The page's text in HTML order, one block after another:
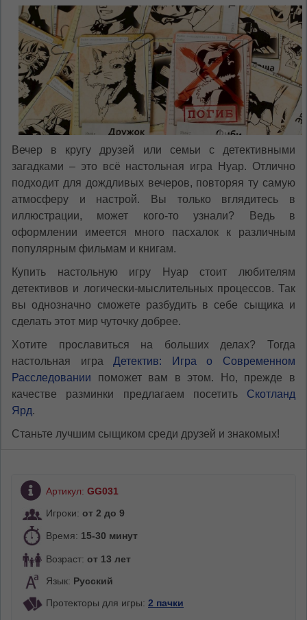
Вечер в кругу друзей или семьи с детективными
загадками – это всё настольная игра Нуар. Отлично
подходит для дождливых вечеров, повторяя ту самую
атмосферу и настрой. Вы только вглядитесь в
иллюстрации, может кого-то узнали? Ведь в
оформлении имеется много пасхалок к различным
популярным фильмам и книгам.
Купить настольную игру Нуар стоит любителям
детективов и логически-мыслительных процессов. Так
вы однозначно сможете разбудить в себе сыщика и
сделать этот мир чуточку добрее.
Хотите прославиться на больших делах? Тогда
настольная игра Детектив: Игра о Современном
Расследовании поможет вам в этом. Но, прежде в
качестве разминки предлагаем посетить Скотланд
Ярд.
Станьте лучшим сыщиком среди друзей и знакомых!
Артикул: GG031
Игроки: от 2 до 9
Время: 15-30 минут
Возраст: от 13 лет
Язык: Русский
Протекторы для игры: 2 пачки